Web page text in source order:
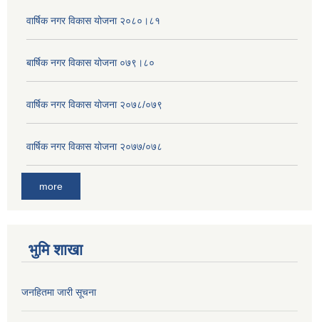
वार्षिक नगर विकास योजना २०८०।८१
बार्षिक नगर विकास योजना ०७९।८०
वार्षिक नगर विकास योजना २०७८/०७९
वार्षिक नगर विकास योजना २०७७/०७८
more
भुमि शाखा
जनहितमा जारी सूचना